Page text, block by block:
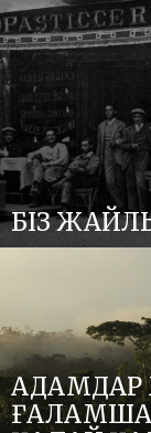
БІЗ
АДАМДАР